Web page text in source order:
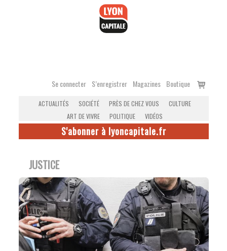
Se connecter S’enregistrer Magazines Boutique
Voir
ACTUALITÉS SOCIÉTÉ PRÈS DE CHEZ VOUS
CULTURE
ART DE VIVRE
POLITIQUE VIDÉOS
S'abonner à lyoncapitale.fr
JUSTICE